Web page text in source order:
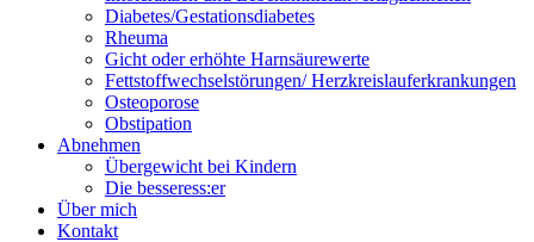
Diabetes/Gestationsdiabetes
Rheuma
Gicht oder erhöhte Harnsäurewerte
Fettstoffwechselstörungen/ Herzkreislauferkrankungen
Osteoporose
Obstipation
Abnehmen
Übergewicht bei Kindern
Die besseress:er
Über mich
Kontakt